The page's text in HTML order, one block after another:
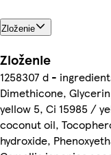
Zloženie
Zloženie
1258307 d -
Dimethicone,
yellow 5, Ci 15985 /
coconut oil,
hydroxide,